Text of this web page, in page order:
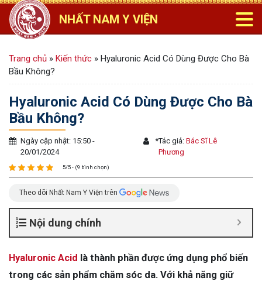
NHẤT NAM Y VIỆN
Trang chủ » Kiến thức » Hyaluronic Acid Có Dùng Được Cho Bà
Bầu Không?
Hyaluronic Acid Có Dùng Được Cho Bà
Bầu Không?
Ngày cập nhật: 15:50 -
20/01/2024
*Tác giả:Bác Sĩ Lê
Phương
5/5 - (9 bình chọn)
Theo dõi Nhất Nam Y Viện trên
Nội dung chính
Hyaluronic Acid là thành phần được ứng dụng phổ biến
trong các sản phẩm chăm sóc da. Với khả năng giữ